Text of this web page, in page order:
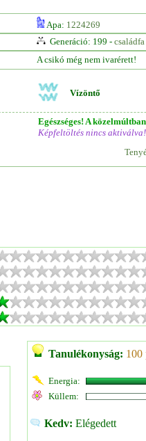
Apa: 1224269
Generáció: 199 - családfa
A csikó még nem ivarérett!
Vízöntő
Egészséges! A
Képfeltöltés nincs aktiválva!
Tanulékonyság: 100
Energia:
Küllem:
Kedv: Elégedett